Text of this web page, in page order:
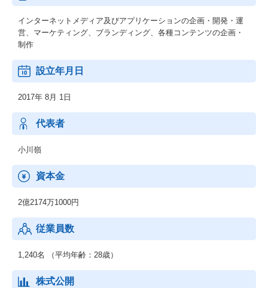
インターネットメディア及びアプリケーションの企画・開発・運
営、マーケティング、ブランディング、各種コンテンツの企画・
制作
設立年月日
2017年 8月 1日
代表者
小川嶺
資本金
2億2174万1000円
従業員数
1,240名 （平均年齢：28歳）
株式公開